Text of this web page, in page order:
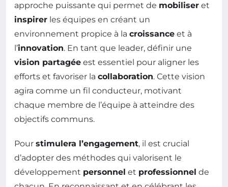
approche puissante qui permet de mobiliser et
inspirer les équipes en créant un
environnement propice à la croissance et à
l’innovation. En tant que leader, définir une
vision partagée est essentiel pour aligner les
efforts et favoriser la collaboration. Cette vision
agira comme un fil conducteur, motivant
chaque membre de l’équipe à atteindre des
objectifs communs.
Pour stimulera l’engagement, il est crucial
d’adopter des méthodes qui valorisent le
développement personnel et professionnel de